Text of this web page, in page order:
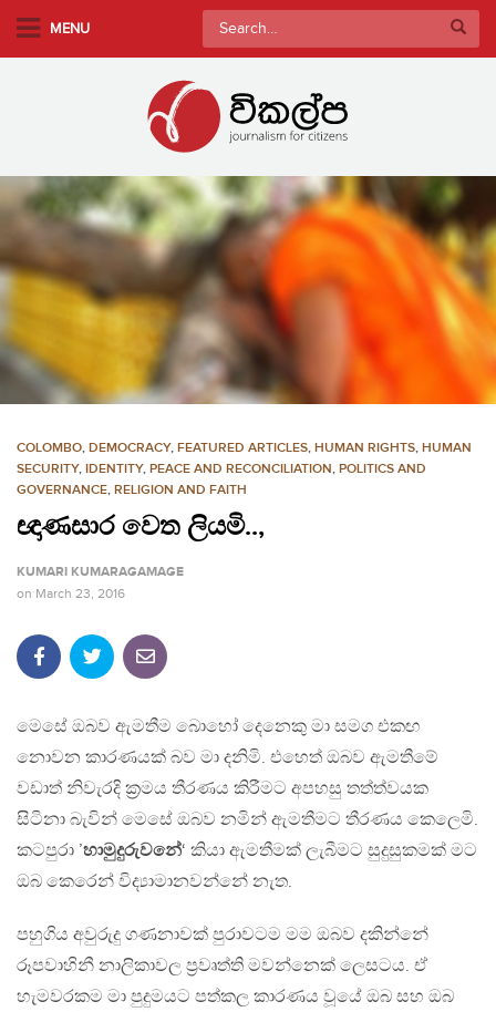
m
a
n
c
n
e
MENU
Search
for:
COLOMBO, DEMOCRACY, FEATURED ARTICLES, HUMAN RIGHTS, HUMAN
SECURITY, IDENTITY, PEACE AND RECONCILIATION, POLITICS AND
GOVERNANCE, RELIGION AND FAITH
ඥාණසාර වෙත ලියමි..,
KUMARI KUMARAGAMAGE
on March 23, 2016
මෙසේ ඔබව ඇමතීම බොහෝ දෙනෙකු මා සමග එකඟ
නොවන කාරණයක් බව මා දනිමි. එහෙත් ඔබව ඇමතීමේ
වඩාත් නිවැරදි ක‍්‍රමය තීරණය කිරීමට අපහසු තත්ත්වයක
සිටිනා බැවින් මෙසේ ඔබව නමින් ඇමතීමට තීරණය කෙලෙමි.
කටපුරා ’හාමුදුරුවනේ‘ කියා ඇමතීමක් ලැබීමට සුදුසුකමක් මට
ඔබ කෙරෙන් විද්‍යාමානවන්නේ නැත.
පහුගිය අවුරුදු ගණනාවක් පුරාවටම මම ඔබව දකින්නේ
රූපවාහිනී නාලිකාවල ප‍්‍රවෘත්ති මවන්නෙක් ලෙසටය. ඒ
හැමවරකම මා පුදුමයට පත්කල කාරණය වූයේ ඔබ සහ ඔබ